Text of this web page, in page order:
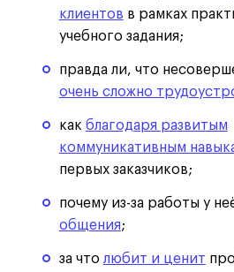
клиентов в рамках
учебного задания;
правда ли, что
очень сложно
как благодаря развитым
коммуникативным
первых заказчиков;
почему из-за работы у
общения;
за что любит и ценит